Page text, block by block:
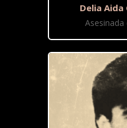
Delia Aida